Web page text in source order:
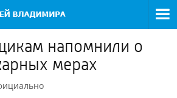
напомнили о
мерах